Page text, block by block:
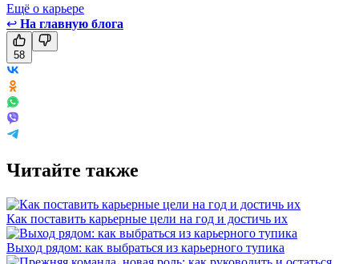
Ещё о карьере
↩ На главную блога
58
Читайте также
Как поставить карьерные цели на год и достичь их
Выход рядом: как выбраться из карьерного тупика